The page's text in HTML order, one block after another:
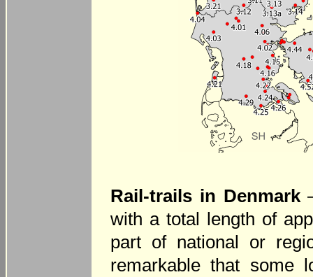
Rail-trails in Denmark
with a total length of
part of national or
remarkable that some